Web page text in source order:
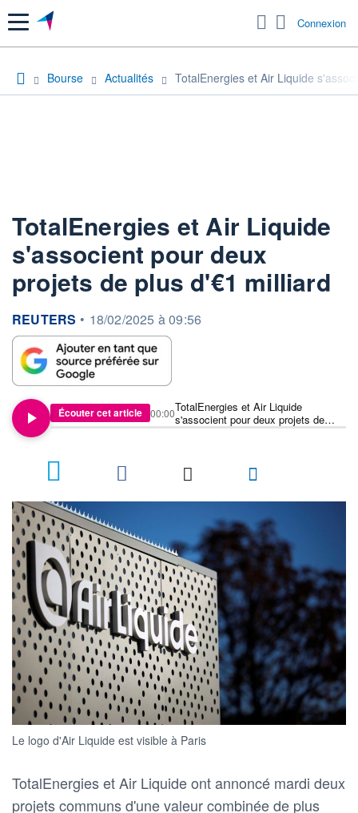
Menu Connexion
Bourse Actualités TotalEnergies et Air Liquide
TotalEnergies et Air Liquide
s'associent pour deux
projets de plus d'€1 milliard
information fournie par
REUTERS • 18/02/2025 à 09:56
Écouter cet article
TotalEnergies et Air Liquide
s'associent pour deux projets de
plus d'€1 milliard
00:00
Le logo d'Air Liquide est visible à Paris
TotalEnergies et Air Liquide ont annoncé mardi deux
projets communs d'une valeur combinée de plus